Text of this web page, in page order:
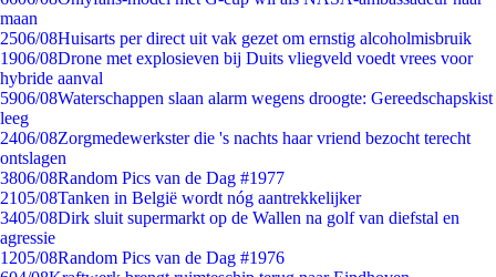
maan
2506/08Huisarts per direct uit vak gezet om ernstig alcoholmisbruik
1906/08Drone met explosieven bij Duits vliegveld voedt vrees voor
hybride aanval
5906/08Waterschappen slaan alarm wegens droogte: Gereedschapskist
leeg
2406/08Zorgmedewerkster die 's nachts haar vriend bezocht terecht
ontslagen
3806/08Random Pics van de Dag #1977
2105/08Tanken in België wordt nóg aantrekkelijker
3405/08Dirk sluit supermarkt op de Wallen na golf van diefstal en
agressie
1205/08Random Pics van de Dag #1976